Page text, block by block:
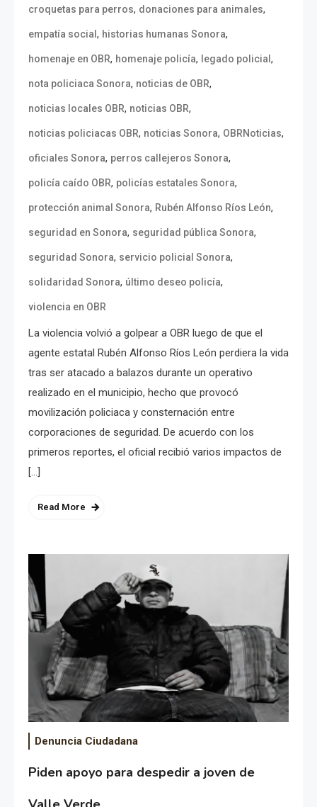
croquetas para perros, donaciones para animales,
empatía social, historias humanas Sonora,
homenaje en OBR, homenaje policía, legado policial,
nota policiaca Sonora, noticias de OBR,
noticias locales OBR, noticias OBR,
noticias policiacas OBR, noticias Sonora, OBRNoticias,
oficiales Sonora, perros callejeros Sonora,
policía caído OBR, policías estatales Sonora,
protección animal Sonora, Rubén Alfonso Ríos León,
seguridad en Sonora, seguridad pública Sonora,
seguridad Sonora, servicio policial Sonora,
solidaridad Sonora, último deseo policía,
violencia en OBR
La violencia volvió a golpear a OBR luego de que el
agente estatal Rubén Alfonso Ríos León perdiera la vida
tras ser atacado a balazos durante un operativo
realizado en el municipio, hecho que provocó
movilización policiaca y consternación entre
corporaciones de seguridad. De acuerdo con los
primeros reportes, el oficial recibió varios impactos de
[…]
Read More
Denuncia Ciudadana
Piden apoyo para despedir a joven de